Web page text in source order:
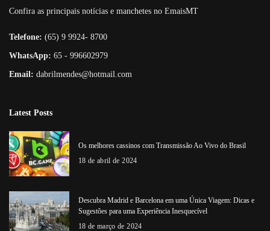
Confira as principais notícias e manchetes no EmaisMT
Telefone: (65) 9 9924- 8700
WhatsApp: 65 - 996602979
Email: dabrilmendes@hotmail.com
Latest Posts
Os melhores cassinos com Transmissão Ao Vivo do Brasil
18 de abril de 2024
Descubra Madrid e Barcelona em uma Única Viagem: Dicas e
Sugestões para uma Experiência Inesquecível
18 de março de 2024